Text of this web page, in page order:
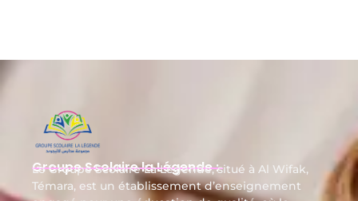
Groupe Scolaire la Légende :
Le Groupe Scolaire La Légende, situé à Al Wifak,
Témara, est un établissement d’enseignement